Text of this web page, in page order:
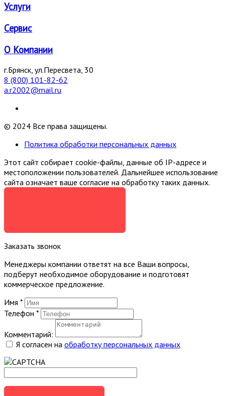
Услуги
Сервис
О Компании
г.Брянск, ул.Пересвета, 30
8 (800) 101-82-62
a.r2002@mail.ru
© 2024 Все права защищены.
Политика обработки персональных данных
Этот сайт собирает cookie-файлы, данные об IP-адресе и
местоположении пользователей. Дальнейшее использование
сайта означает ваше согласие на обработку таких данных.
Заказать звонок
Менеджеры компании ответят на все Ваши вопросы,
подберут необходимое оборудование и подготовят
коммерческое предложение.
Имя *
Телефон *
Комментарий:
Я согласен на обработку персональных данных